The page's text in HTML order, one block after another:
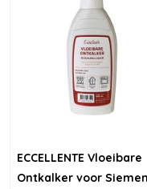
ECCELLENTE Vloeibare
Ontkalker voor